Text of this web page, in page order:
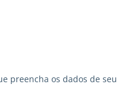
preencha os dados de seu